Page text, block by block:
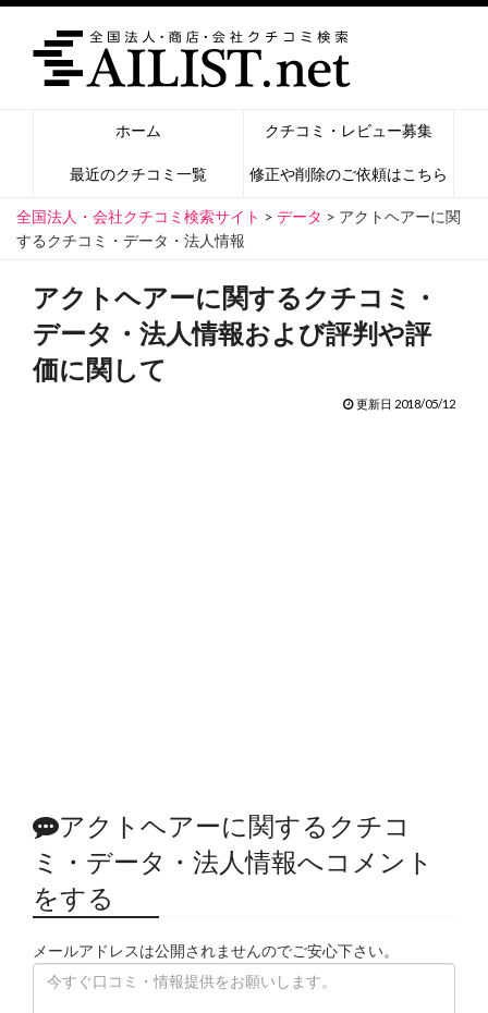
ホーム クチコミ・レビュー募集
最近のクチコミ一覧 修正や削除のご依頼はこちら
全国法人・会社クチコミ検索サイト > データ > アクトヘアーに関
するクチコミ・データ・法人情報
アクトヘアーに関するクチコミ・
データ・法人情報および評判や評
価に関して
更新日 2018/05/12
アクトヘアーに関するクチコ
ミ・データ・法人情報へコメント
をする
メールアドレスは公開されませんのでご安心下さい。